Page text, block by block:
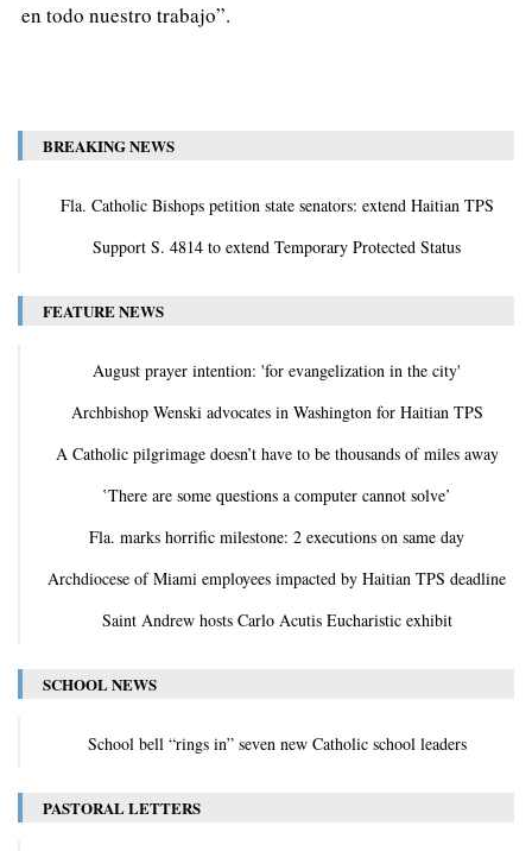
en todo nuestro trabajo”.
BREAKING NEWS
Fla. Catholic Bishops petition state senators: extend Haitian TPS
Support S. 4814 to extend Temporary Protected Status
FEATURE NEWS
August prayer intention: 'for evangelization in the city'
Archbishop Wenski advocates in Washington for Haitian TPS
A Catholic pilgrimage doesn’t have to be thousands of miles away
‛There are some questions a computer cannot solve’
Fla. marks horrific milestone: 2 executions on same day
Archdiocese of Miami employees impacted by Haitian TPS deadline
Saint Andrew hosts Carlo Acutis Eucharistic exhibit
SCHOOL NEWS
School bell “rings in” seven new Catholic school leaders
PASTORAL LETTERS